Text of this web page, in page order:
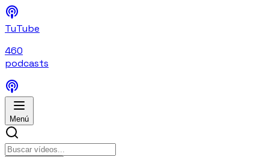
TuTube
460
podcasts
Menú